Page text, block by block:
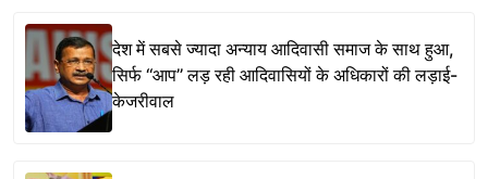
देश में सबसे ज्यादा अन्याय आदिवासी समाज के साथ हुआ,
सिर्फ ‘‘आप’’ लड़ रही आदिवासियों के अधिकारों की लड़ाई-
केजरीवाल